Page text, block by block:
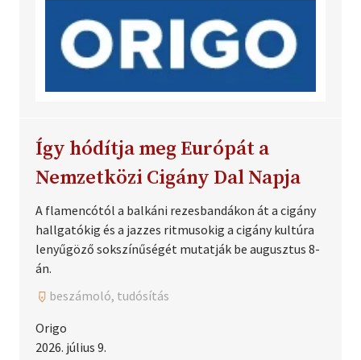
Így hódítja meg Európát a
Nemzetközi Cigány Dal Napja
A flamencótól a balkáni rezesbandákon át a cigány
hallgatókig és a jazzes ritmusokig a cigány kultúra
lenyűgöző sokszínűségét mutatják be augusztus 8-
án.
beszámoló, tudósítás
Origo
2026. július 9.